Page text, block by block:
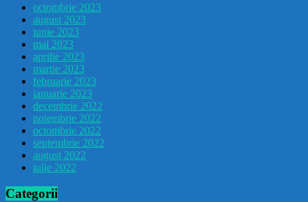
octombrie 2023
august 2023
iunie 2023
mai 2023
aprilie 2023
martie 2023
februarie 2023
ianuarie 2023
decembrie 2022
noiembrie 2022
octombrie 2022
septembrie 2022
august 2022
iulie 2022
Categorii